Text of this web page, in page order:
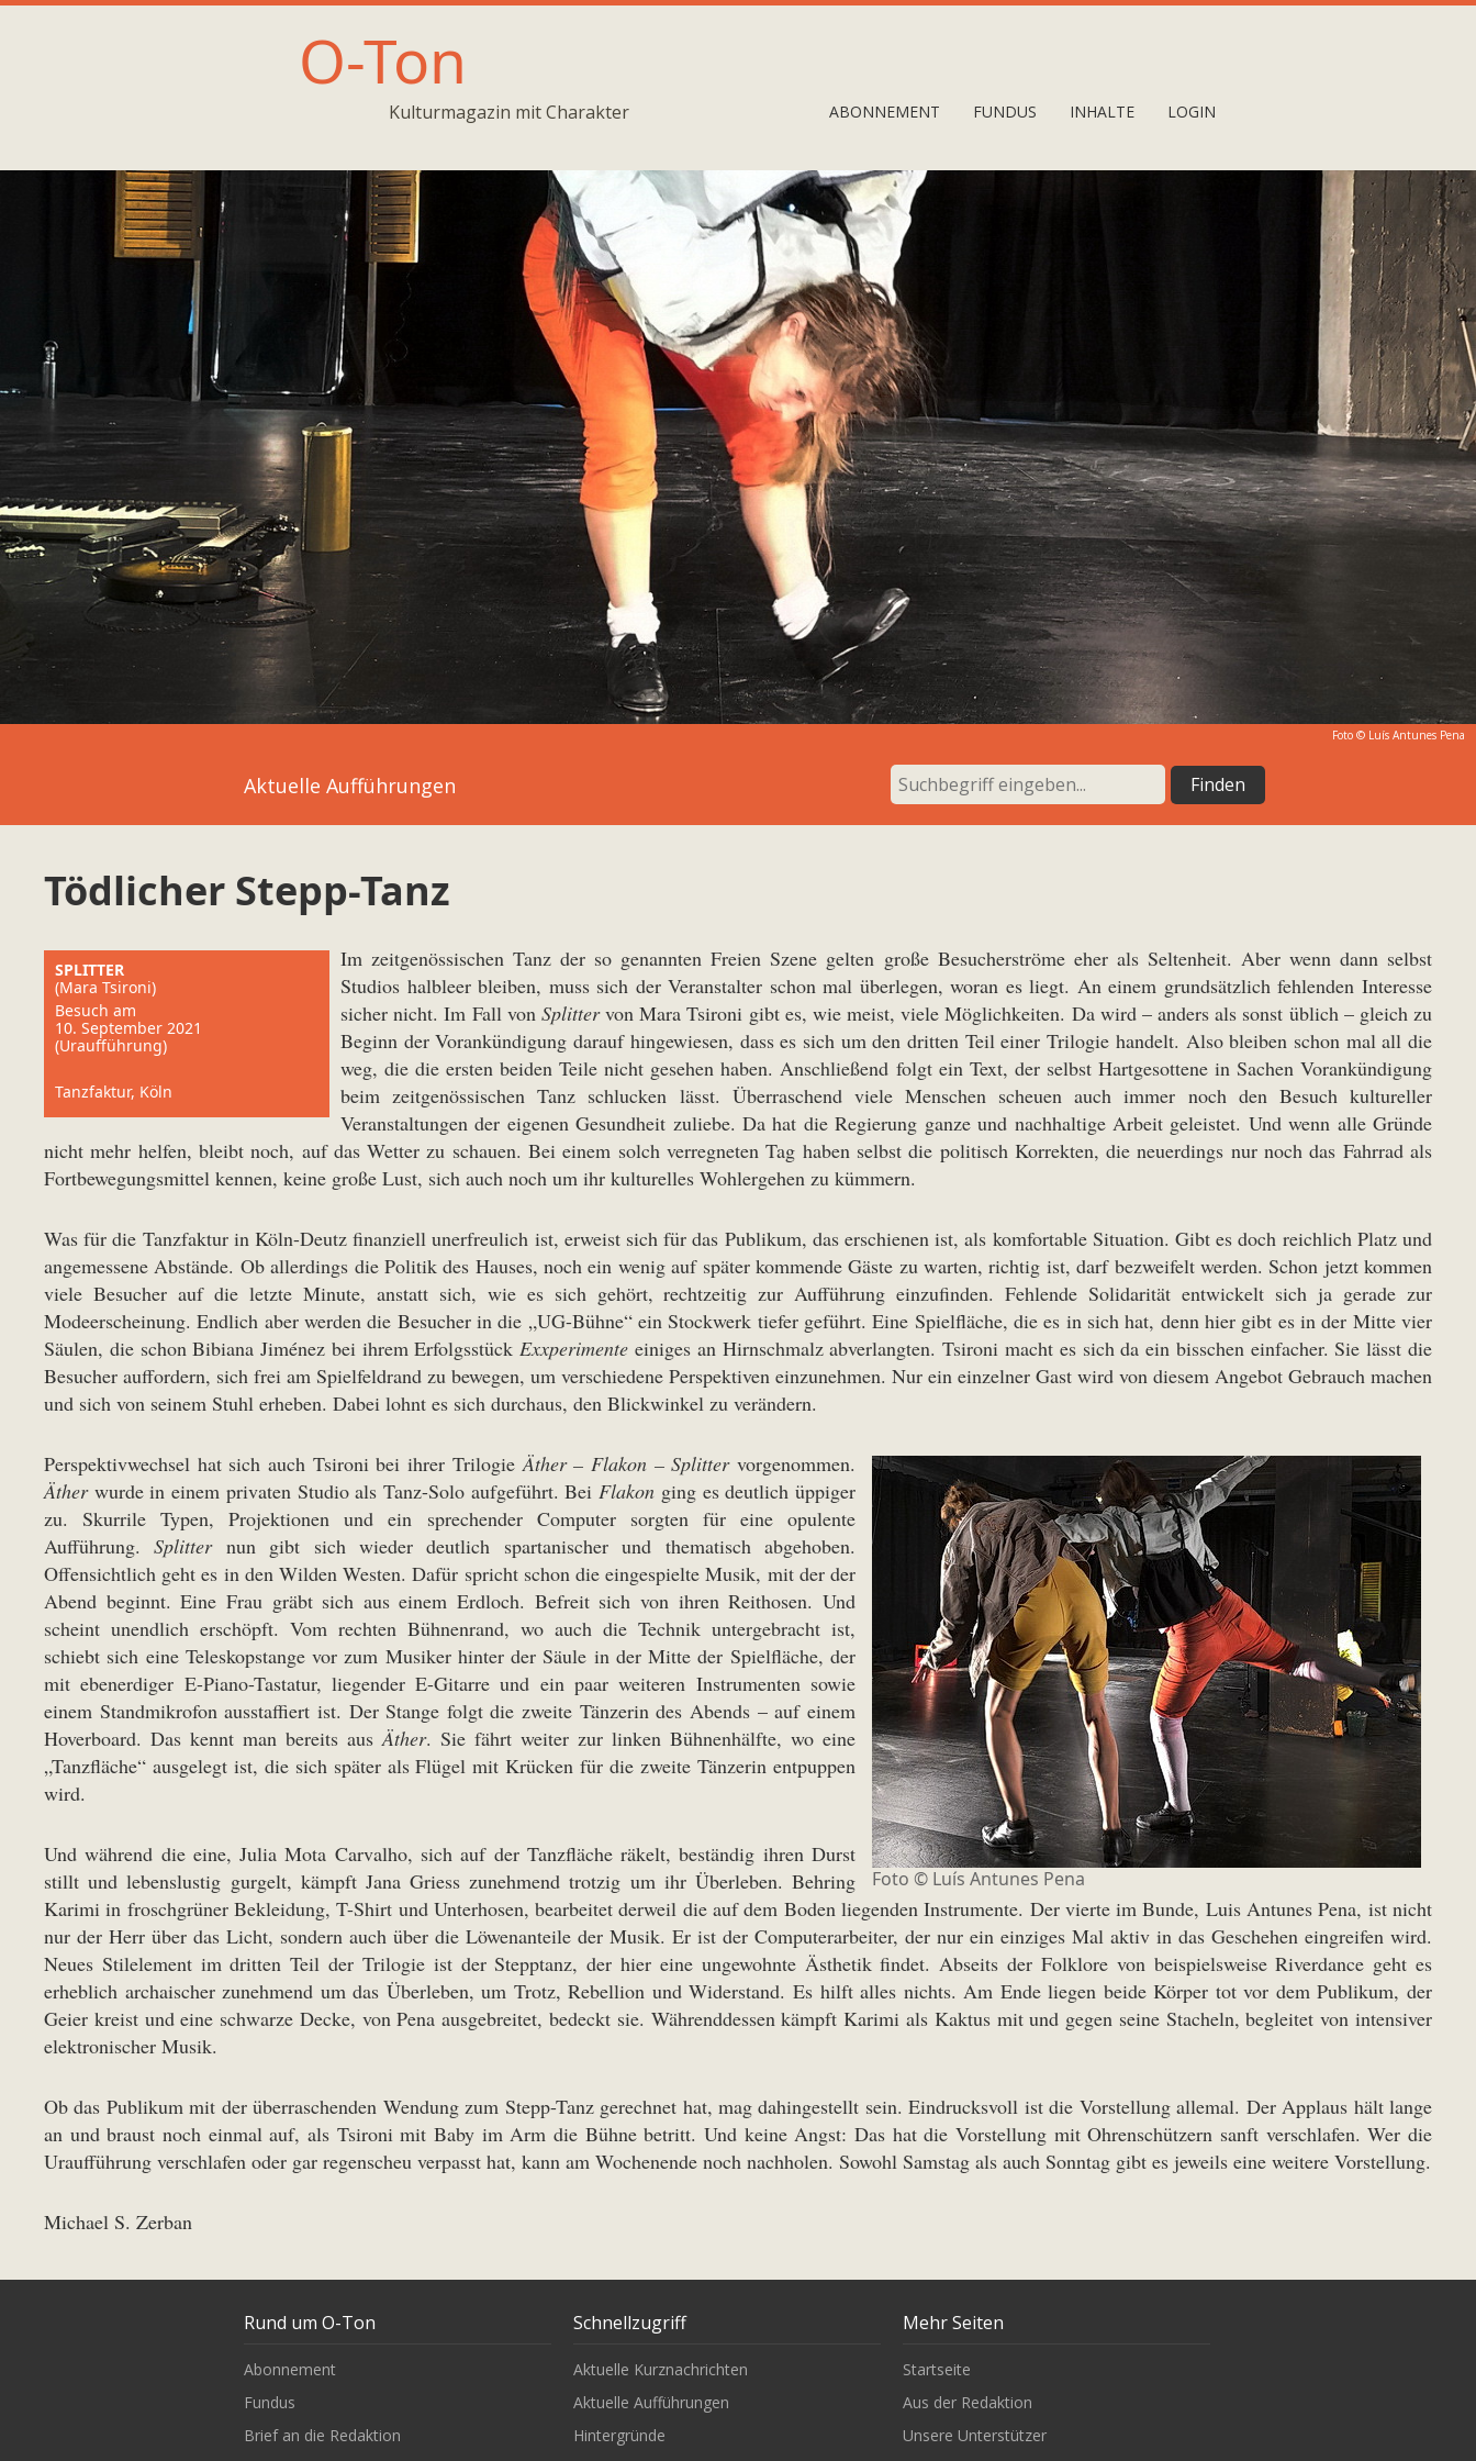
O-Ton
Kulturmagazin mit Charakter ABONNEMENT FUNDUS INHALTE LOGIN
Foto © Luís Antunes Pena
Aktuelle Aufführungen
Tödlicher Stepp-Tanz
SPLITTER
(Mara Tsironi)
Besuch am
10. September 2021
(Uraufführung)
Tanzfaktur, Köln
Im zeitgenössischen Tanz der so genannten Freien Szene gelten große Besucherströme eher als Seltenheit. Aber wenn dann selbst
Studios halbleer bleiben, muss sich der Veranstalter schon mal überlegen, woran es liegt. An einem grundsätzlich fehlenden Interesse
sicher nicht. Im Fall von Splittervon Mara Tsironi gibt es, wie meist, viele Möglichkeiten. Da wird – anders als sonst üblich – gleich zu
Beginn der Vorankündigung darauf hingewiesen, dass es sich um den dritten Teil einer Trilogie handelt. Also bleiben schon mal all die
weg, die die ersten beiden Teile nicht gesehen haben. Anschließend folgt ein Text, der selbst Hartgesottene in Sachen Vorankündigung
beim zeitgenössischen Tanz schlucken lässt. Überraschend viele Menschen scheuen auch immer noch den Besuch kultureller
Veranstaltungen der eigenen Gesundheit zuliebe. Da hat die Regierung ganze und nachhaltige Arbeit geleistet. Und wenn alle Gründe
nicht mehr helfen, bleibt noch, auf das Wetter zu schauen. Bei einem solch verregneten Tag haben selbst die politisch Korrekten, die neuerdings nur noch das Fahrrad als
Fortbewegungsmittel kennen, keine große Lust, sich auch noch um ihr kulturelles Wohlergehen zu kümmern.
Was für die Tanzfaktur in Köln-Deutz finanziell unerfreulich ist, erweist sich für das Publikum, das erschienen ist, als komfortable Situation. Gibt es doch reichlich Platz und
angemessene Abstände. Ob allerdings die Politik des Hauses, noch ein wenig auf später kommende Gäste zu warten, richtig ist, darf bezweifelt werden. Schon jetzt kommen
viele Besucher auf die letzte Minute, anstatt sich, wie es sich gehört, rechtzeitig zur Aufführung einzufinden. Fehlende Solidarität entwickelt sich ja gerade zur
Modeerscheinung. Endlich aber werden die Besucher in die „UG-Bühne“ ein Stockwerk tiefer geführt. Eine Spielfläche, die es in sich hat, denn hier gibt es in der Mitte vier
Säulen, die schon Bibiana Jiménez bei ihrem ErfolgsstückExxperimente einiges an Hirnschmalz abverlangten. Tsironi macht es sich da ein bisschen einfacher. Sie lässt die
Besucher auffordern, sich frei am Spielfeldrand zu bewegen, um verschiedene Perspektiven einzunehmen. Nur ein einzelner Gast wird von diesem Angebot Gebrauch machen
und sich von seinem Stuhl erheben. Dabei lohnt es sich durchaus, den Blickwinkel zu verändern.
Foto © Luís Antunes Pena
Perspektivwechsel hat sich auch Tsironi bei ihrer TrilogieÄther – Flakon – Splittervorgenommen.
Ätherwurde in einem privaten Studio als Tanz-Solo aufgeführt. BeiFlakon ging es deutlich üppiger
zu. Skurrile Typen, Projektionen und ein sprechender Computer sorgten für eine opulente
Aufführung.Splitternun gibt sich wieder deutlich spartanischer und thematisch abgehoben.
Offensichtlich geht es in den Wilden Westen. Dafür spricht schon die eingespielte Musik, mit der der
Abend beginnt. Eine Frau gräbt sich aus einem Erdloch. Befreit sich von ihren Reithosen. Und
scheint unendlich erschöpft. Vom rechten Bühnenrand, wo auch die Technik untergebracht ist,
schiebt sich eine Teleskopstange vor zum Musiker hinter der Säule in der Mitte der Spielfläche, der
mit ebenerdiger E-Piano-Tastatur, liegender E-Gitarre und ein paar weiteren Instrumenten sowie
einem Standmikrofon ausstaffiert ist. Der Stange folgt die zweite Tänzerin des Abends – auf einem
Hoverboard. Das kennt man bereits ausÄther. Sie fährt weiter zur linken Bühnenhälfte, wo eine
„Tanzfläche“ ausgelegt ist, die sich später als Flügel mit Krücken für die zweite Tänzerin entpuppen
wird.
Und während die eine, Julia Mota Carvalho, sich auf der Tanzfläche räkelt, beständig ihren Durst
stillt und lebenslustig gurgelt, kämpft Jana Griess zunehmend trotzig um ihr Überleben. Behring
Karimi in froschgrüner Bekleidung, T-Shirt und Unterhosen, bearbeitet derweil die auf dem Boden liegenden Instrumente. Der vierte im Bunde, Luis Antunes Pena, ist nicht
nur der Herr über das Licht, sondern auch über die Löwenanteile der Musik. Er ist der Computerarbeiter, der nur ein einziges Mal aktiv in das Geschehen eingreifen wird.
Neues Stilelement im dritten Teil der Trilogie ist der Stepptanz, der hier eine ungewohnte Ästhetik findet. Abseits der Folklore von beispielsweise Riverdance geht es
erheblich archaischer zunehmend um das Überleben, um Trotz, Rebellion und Widerstand. Es hilft alles nichts. Am Ende liegen beide Körper tot vor dem Publikum, der
Geier kreist und eine schwarze Decke, von Pena ausgebreitet, bedeckt sie. Währenddessen kämpft Karimi als Kaktus mit und gegen seine Stacheln, begleitet von intensiver
elektronischer Musik.
Ob das Publikum mit der überraschenden Wendung zum Stepp-Tanz gerechnet hat, mag dahingestellt sein. Eindrucksvoll ist die Vorstellung allemal. Der Applaus hält lange
an und braust noch einmal auf, als Tsironi mit Baby im Arm die Bühne betritt. Und keine Angst: Das hat die Vorstellung mit Ohrenschützern sanft verschlafen. Wer die
Uraufführung verschlafen oder gar regenscheu verpasst hat, kann am Wochenende noch nachholen. Sowohl Samstag als auch Sonntag gibt es jeweils eine weitere Vorstellung.
Michael S. Zerban
Rund um O-Ton
Abonnement
Fundus
Brief an die Redaktion
Schnellzugriff
Aktuelle Kurznachrichten
Aktuelle Aufführungen
Hintergründe
Mehr Seiten
Startseite
Aus der Redaktion
Unsere Unterstützer